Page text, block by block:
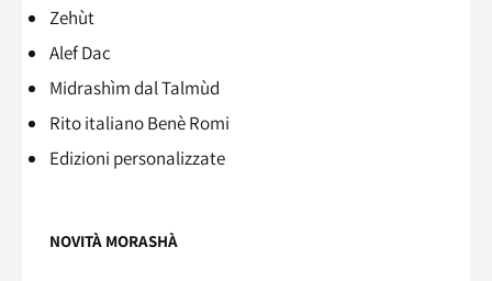
Zehùt
Alef Dac
Midrashìm dal Talmùd
Rito italiano Benè Romi​
Edizioni personalizzate
NOVITÀ MORASHÀ